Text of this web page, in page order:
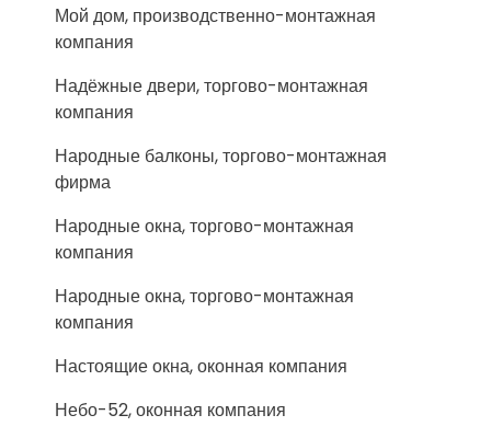
Мой дом, производственно-монтажная
компания
Надёжные двери, торгово-монтажная
компания
Народные балконы, торгово-монтажная
фирма
Народные окна, торгово-монтажная
компания
Народные окна, торгово-монтажная
компания
Настоящие окна, оконная компания
Небо-52, оконная компания